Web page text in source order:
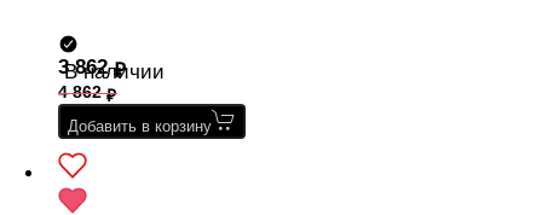
В наличии
3 862
4 862
Добавить в корзину